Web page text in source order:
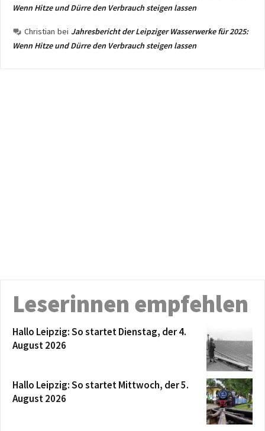
Wenn Hitze und Dürre den Verbrauch steigen lassen
Christian bei Jahresbericht der Leipziger Wasserwerke für 2025:
Wenn Hitze und Dürre den Verbrauch steigen lassen
Leserinnen empfehlen
Hallo Leipzig: So startet Dienstag, der 4.
August 2026
Hallo Leipzig: So startet Mittwoch, der 5.
August 2026